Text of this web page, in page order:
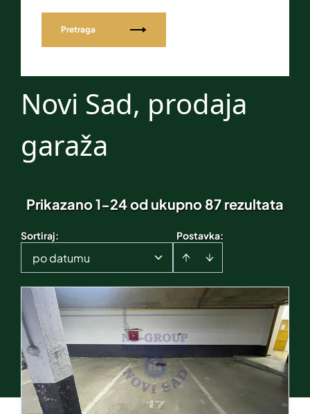
Pretraga
Novi Sad, prodaja
garaža
Prikazano 1-24 od ukupno 87 rezultata
Postavka:
Sortiraj:
po datumu